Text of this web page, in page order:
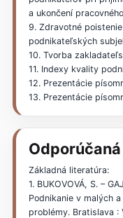
a ukončení
9. Zdravotné
podnikateľských
10. Tvorba
11. Indexy kvality
12. Prezentácie
13. Prezentácie
Základná literatúra:
1. BUKOVOVÁ, S. –
Podnikanie v malých
problémy. Bratislava :